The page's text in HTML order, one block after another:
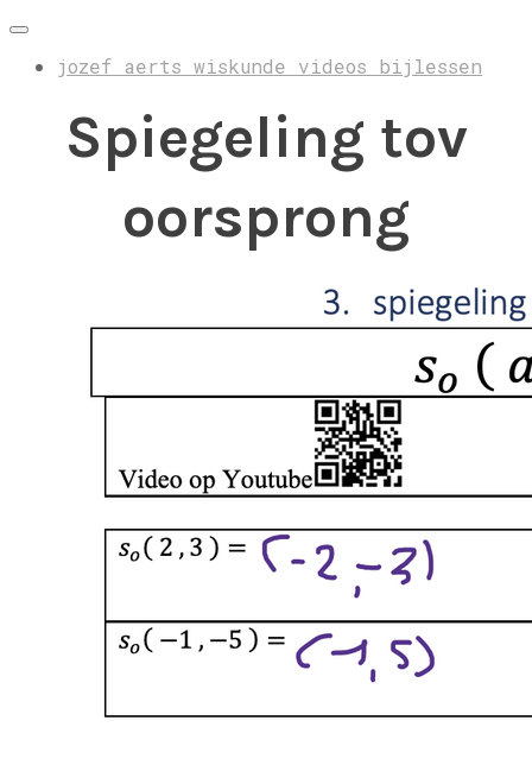
jozef aerts wiskunde videos bijlessen
Spiegeling tov
oorsprong